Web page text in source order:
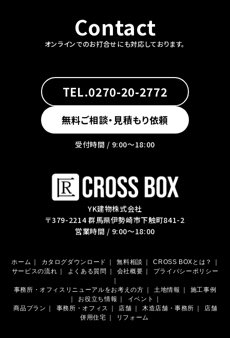
Contact
オンラインでのお打合せにも対応しております。
TEL.0270-20-2772
無料ご相談・見積もり依頼
受付時間 / 9:00〜18:00
YK建物株式会社
〒379-2214 群馬県伊勢崎市下触町841-2
営業時間 / 9:00～18:00
ホーム カタログダウンロード 無料相談 CROSS BOXとは？
サービスの流れ
よくある質問 会社概要
プライバシーポリシー
事務所・オフィスリニューアルをお考えの方
土地情報
施工事例
お役立ち情報 イベント
商品プラン
事務所・オフィス 店舗 木造店舗・事務所
店舗
併用住宅
リフォーム